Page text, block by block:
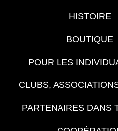
HISTOIRE
BOUTIQUE
POUR LES
CLUBS,
PARTENAIRES DANS